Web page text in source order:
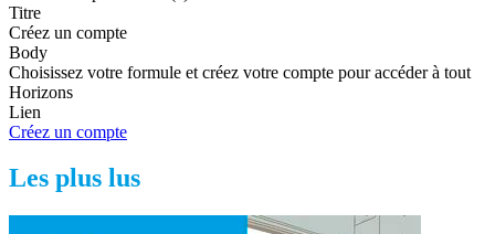
Titre
Créez un compte
Body
Choisissez votre formule et créez votre compte pour accéder à tout
Horizons
Lien
Créez un compte
Les plus lus